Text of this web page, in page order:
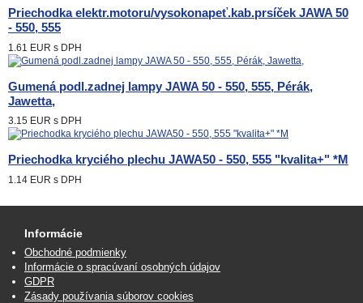
Priechodka elektr.motoru/vysokonapeť.kab.prsíček JAWA 50
- 550, 555
1.61 EUR s DPH
Gumená podl.zadnej lampy JAWA 50 - 550, 555, Pérák,
Jawetta,
3.15 EUR s DPH
Priechodka kryciého plechu JAWA50 - 550, 555 "kvalita+" *M
1.14 EUR s DPH
Informácie
Obchodné podmienky
Informácie o spracúvaní osobných údajov
GDPR
Zásady používania súborov cookies